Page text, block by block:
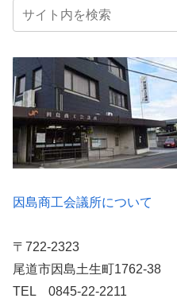
因島商工会議所について
〒722-2323
尾道市因島土生町1762-38
TEL 0845-22-2211